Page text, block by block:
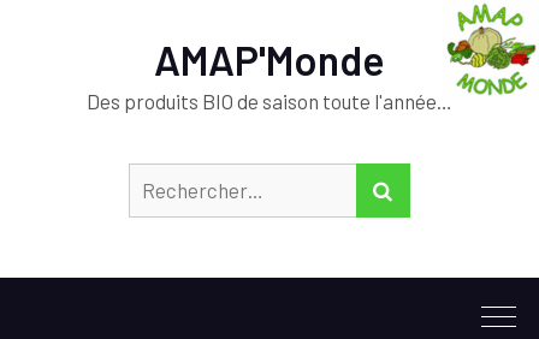
AMAP'Monde
Des produits BIO de saison toute l'année…